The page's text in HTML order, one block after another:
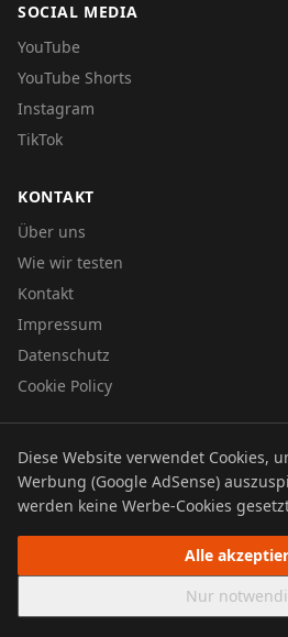
SOCIAL MEDIA
YouTube
YouTube Shorts
Instagram
TikTok
KONTAKT
Über uns
Wie wir testen
Kontakt
Impressum
Datenschutz
Cookie Policy
© 2026
DatenschutzImpressum
Diese Website verwendet Cookies,
Werbung (Google AdSense)
werden keine Werbe-Cookies
Alle
Nur